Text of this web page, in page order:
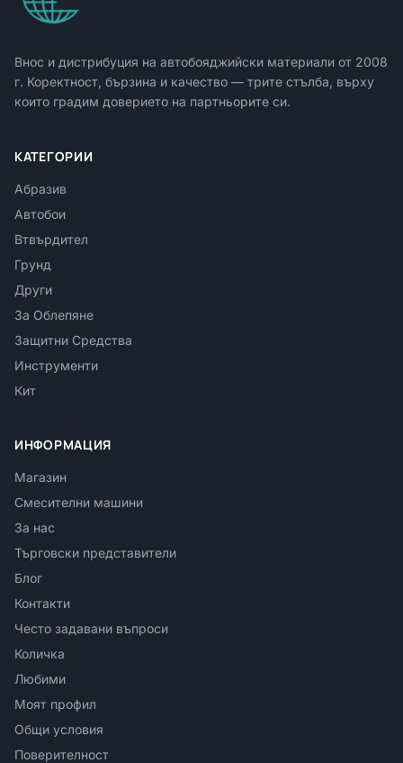
Внос и дистрибуция на автобояджийски материали от 2008
г. Коректност, бързина и качество — трите стълба, върху
които градим доверието на партньорите си.
КАТЕГОРИИ
Абразив
Автобои
Втвърдител
Грунд
Други
За Облепяне
Защитни Средства
Инструменти
Кит
ИНФОРМАЦИЯ
Магазин
Смесителни машини
За нас
Търговски представители
Блог
Контакти
Често задавани въпроси
Количка
Любими
Моят профил
Общи условия
Поверителност